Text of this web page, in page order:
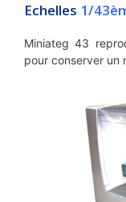
Echelles 1/
Miniateg 43
pour conserver un